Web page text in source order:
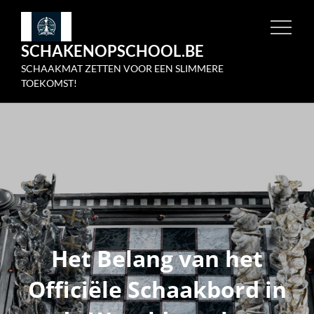
Skip
contentSCHAKENOPSCHOOL.BE
SCHAAKMAT ZETTEN VOOR EEN SLIMMERE
TOEKOMST!
Het Belang van het
Officiële Schaakbord in